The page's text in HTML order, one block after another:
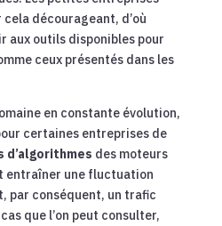
décourageant, d’où
aux outils disponibles pour
ceux présentés dans les
en constante évolution,
certaines entreprises de
d’algorithmes des moteurs
entraîner une fluctuation
par conséquent, un trafic
que l’on peut consulter,